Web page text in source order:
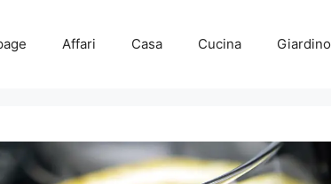
Affari Casa Cucina Giardino